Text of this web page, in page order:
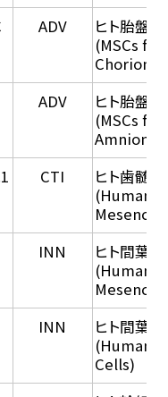
ADV
ヒト胎盤
(MSCs
Chorion
ADV
ヒト胎盤
(MSCs
Amnion)
CTI
ヒト歯髄
(Human
INN
ヒト間葉
(Human
INN
ヒト間葉
(Human
Cells)